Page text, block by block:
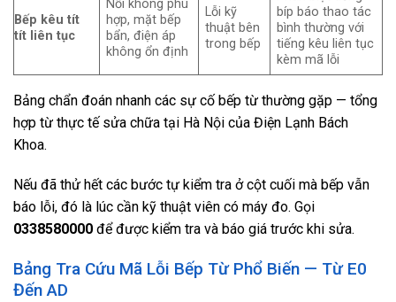
Bếp kêu tít
tít liên tục
Nồi không phù
hợp, mặt bếp
bẩn, điện áp
không ổn định
Lỗi kỹ
thuật bên
trong bếp
bíp báo thao tác
bình thường với
tiếng kêu liên tục
kèm mã lỗi
Bảng chẩn đoán nhanh các sự cố bếp từ thường gặp — tổng
hợp từ thực tế sửa chữa tại Hà Nội của Điện Lạnh Bách
Khoa.
Nếu đã thử hết các bước tự kiểm tra ở cột cuối mà bếp vẫn
báo lỗi, đó là lúc cần kỹ thuật viên có máy đo. Gọi
0338580000 để được kiểm tra và báo giá trước khi sửa.
Bảng Tra Cứu Mã Lỗi Bếp Từ Phổ Biến — Từ E0
Đến AD